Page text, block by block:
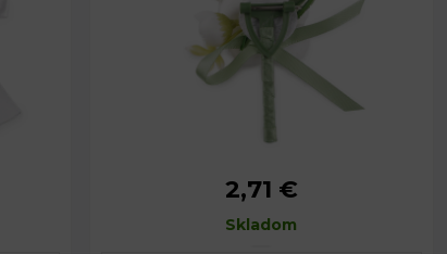
Dĺžka špendlíka:
2,71 €
Skladom